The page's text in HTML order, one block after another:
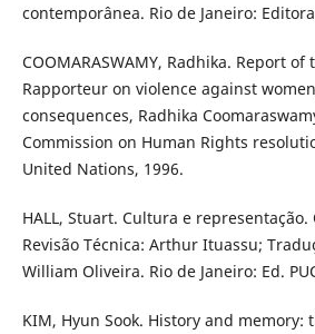
contemporânea. Rio de Janeiro: Editora
COOMARASWAMY, Radhika. Report of
Rapporteur on violence against
consequences, Radhika
Commission on Human Rights
United Nations, 1996.
HALL, Stuart. Cultura e representação.
Revisão Técnica: Arthur Ituassu;
William Oliveira. Rio de Janeiro: Ed.
KIM, Hyun Sook. History and memory: